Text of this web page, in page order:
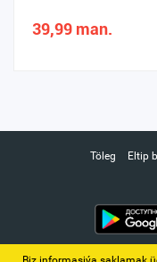
39,99 man.
Töleg Eltip